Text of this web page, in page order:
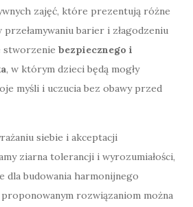
zajęć, które prezentują różne
barier i złagodzeniu
stworzenie bezpiecznego i
, w którym dzieci będą mogły
myśli i uczucia bez obawy przed
siebie i akceptacji
ziarna tolerancji i wyrozumiałości,
dla budowania harmonijnego
rozwiązaniom można